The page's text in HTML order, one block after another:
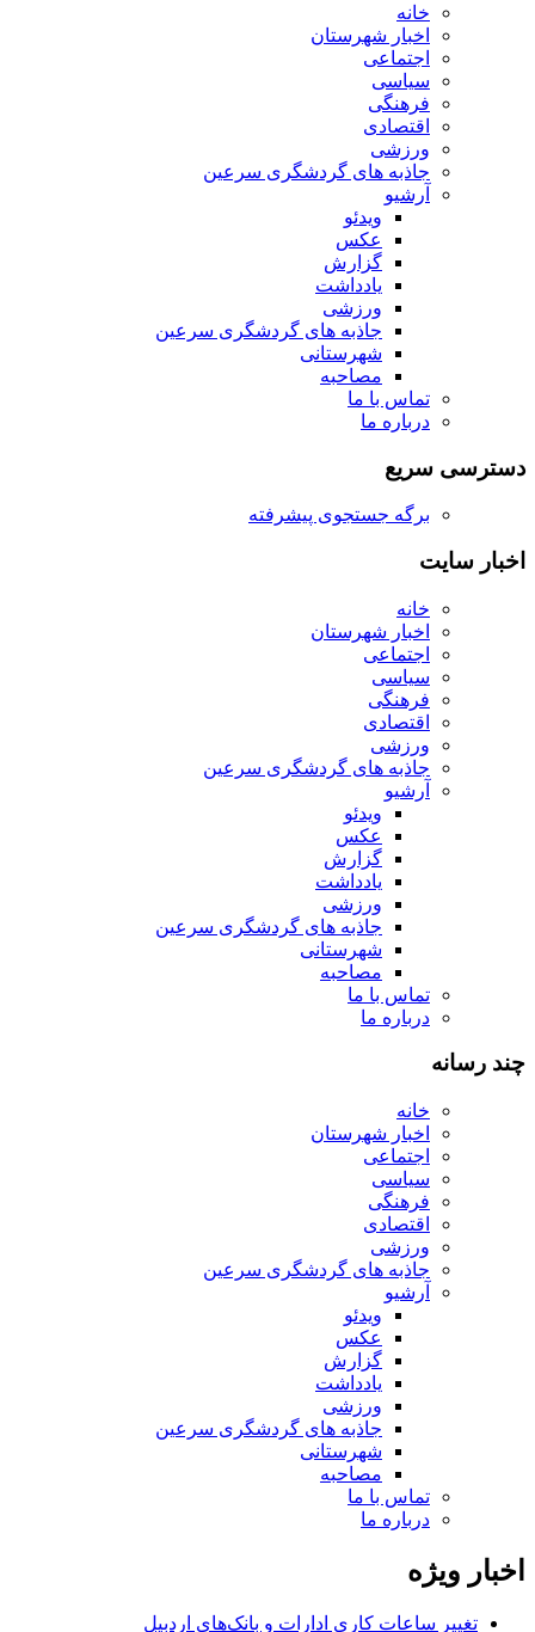
خانه
اخبار شهرستان
اجتماعی
سیاسی
فرهنگی
اقتصادی
ورزشی
جاذبه های گردشگری سرعین
آرشیو
ویدئو
عکس
گزارش
یادداشت
ورزشی
جاذبه های گردشگری سرعین
شهرستانی
مصاحبه
تماس با ما
درباره ما
دسترسی سریع
برگه جستجوی پیشرفته
اخبار سایت
خانه
اخبار شهرستان
اجتماعی
سیاسی
فرهنگی
اقتصادی
ورزشی
جاذبه های گردشگری سرعین
آرشیو
ویدئو
عکس
گزارش
یادداشت
ورزشی
جاذبه های گردشگری سرعین
شهرستانی
مصاحبه
تماس با ما
درباره ما
چند رسانه
خانه
اخبار شهرستان
اجتماعی
سیاسی
فرهنگی
اقتصادی
ورزشی
جاذبه های گردشگری سرعین
آرشیو
ویدئو
عکس
گزارش
یادداشت
ورزشی
جاذبه های گردشگری سرعین
شهرستانی
مصاحبه
تماس با ما
درباره ما
اخبار ویژه
تغییر ساعات کاری ادارات و بانک‌های اردبیل